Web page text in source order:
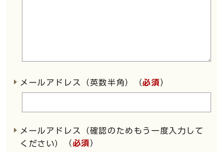
メールアドレス（英数半角）（必須）
メールアドレス（確認のためもう一度入力して
ください）
（必須）